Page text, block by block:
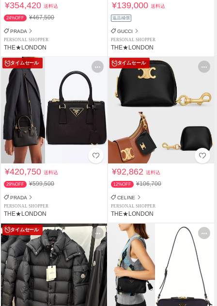
¥354,420送料込
24%OFF ¥467,500
PRADA
PERSONAL SHOPPER
THE★LONDON
¥139,000送料込
返品補償
GUCCI
PERSONAL SHOPPER
THE★LONDON
タイムセール
¥420,750送料込
29%OFF ¥599,500
PRADA
PERSONAL SHOPPER
THE★LONDON
タイムセール
¥92,862送料込
12%OFF ¥106,700
CELINE
PERSONAL SHOPPER
THE★LONDON
タイムセール